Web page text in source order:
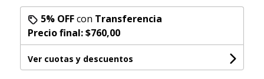
5% OFFcon Transferencia
Precio final:$760,00
Ver cuotas y descuentos